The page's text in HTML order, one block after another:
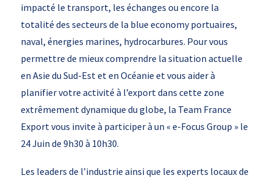
impacté le transport, les échanges ou encore la
totalité des secteurs de la blue economy portuaires,
naval, énergies marines, hydrocarbures. Pour vous
permettre de mieux comprendre la situation actuelle
en Asie du Sud-Est et en Océanie et vous aider à
planifier votre activité à l’export dans cette zone
extrêmement dynamique du globe, la Team France
Export vous invite à participer à un « e-Focus Group » le
24 Juin de 9h30 à 10h30.
Les leaders de l’industrie ainsi que les experts locaux de